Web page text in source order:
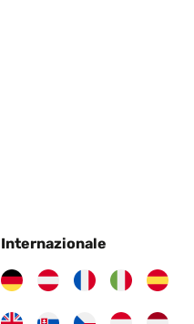
Internazionale